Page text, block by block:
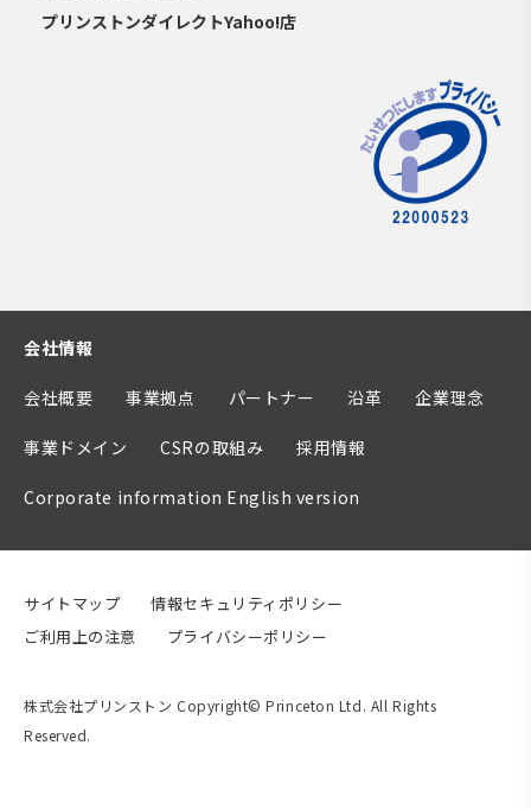
プリンストンダイレクトYahoo!店
会社情報
会社概要 事業拠点 パートナー 沿革 企業理念
事業ドメイン CSRの取組み 採用情報
Corporate information English version
サイトマップ
情報セキュリティポリシー
ご利用上の注意
プライバシーポリシー
株式会社プリンストン Copyright© Princeton Ltd. All Rights
Reserved.